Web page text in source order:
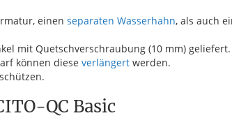
einen separaten Wasserhahn, als auch
mit Quetschverschraubung (10 mm) geliefert.
können diese verlängert werden.
QC Basic